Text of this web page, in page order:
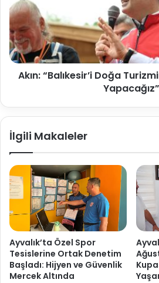
Akın: “Balıkesir’i Doğa
Yapacağız”
İlgili Makaleler
Ayvalık’ta Özel Spor
Tesislerine Ortak Denetim
Başladı: Hijyen ve Güvenlik
Mercek Altında